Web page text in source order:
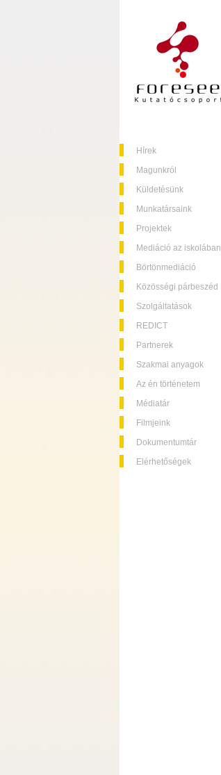
Hírek
Magunkról
Küldetésünk
Munkatársaink
Projektek
Mediáció az iskolában
Börtönmediáció
Közösségi párbeszéd
Szolgáltatások
REDICT
Partnerek
Szakmai anyagok
Az én történetem
Médiatár
Filmjeink
Dokumentumtár
Elérhetőségek